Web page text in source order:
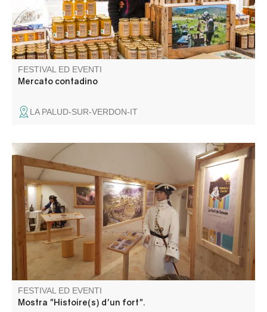
FESTIVAL ED EVENTI
Mercato contadino
LA PALUD-SUR-VERDON-IT
Seguite il soldato Claude Dupuy all'epoca di Luigi XIV, alla
scoperta del Forte di Savoia, della sua storia e di
affascinanti aneddoti sulle fasi della sua costruzione. I
pannelli didattici trattano una serie di temi che
susciteranno la vostra curiosità.
FESTIVAL ED EVENTI
Mostra "Histoire(s) d'un fort".